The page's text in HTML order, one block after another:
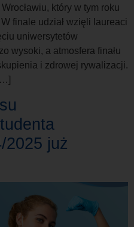
który w tym roku
finale udział wzięli laureaci
uniwersytetów
wysoki, a atmosfera finału
i zdrowej rywalizacji.
2025 już